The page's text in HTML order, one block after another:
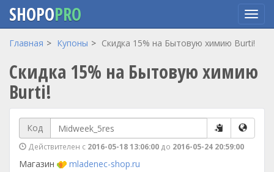
Перейти
основному
содержанию
SHOPOPRO
Главная Купоны Скидка 15% на Бытовую химию Burti!
Скидка 15% на Бытовую химию
Burti!
Код
Действителен с 2016-05-18 13:06:00 до 2016-05-24 20:59:00
Магазин
mladenec-shop.ru